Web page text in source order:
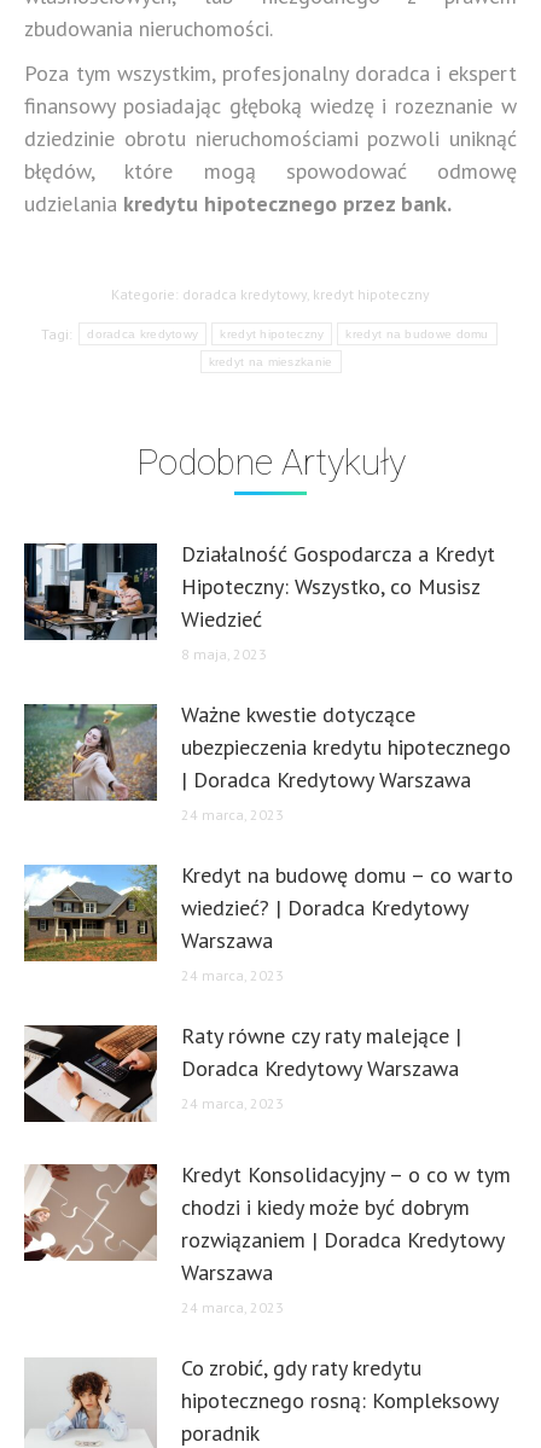
zbudowania nieruchomości.
Poza tym wszystkim, profesjonalny doradca i ekspert
finansowy posiadając głęboką wiedzę i rozeznanie w
dziedzinie obrotu nieruchomościami pozwoli uniknąć
błędów, które mogą spowodować odmowę
udzielania kredytu hipotecznego przez bank.
Kategorie: doradca kredytowy, kredyt hipoteczny
Tagi: doradca kredytowy kredyt hipoteczny kredyt na budowe domu
kredyt na mieszkanie
Podobne Artykuły
Działalność Gospodarcza a Kredyt
Hipoteczny: Wszystko, co Musisz
Wiedzieć
8 maja, 2023
Ważne kwestie dotyczące
ubezpieczenia kredytu hipotecznego
| Doradca Kredytowy Warszawa
24 marca, 2023
Kredyt na budowę domu – co warto
wiedzieć? | Doradca Kredytowy
Warszawa
24 marca, 2023
Raty równe czy raty malejące |
Doradca Kredytowy Warszawa
24 marca, 2023
Kredyt Konsolidacyjny – o co w tym
chodzi i kiedy może być dobrym
rozwiązaniem | Doradca Kredytowy
Warszawa
24 marca, 2023
Co zrobić, gdy raty kredytu
hipotecznego rosną: Kompleksowy
poradnik